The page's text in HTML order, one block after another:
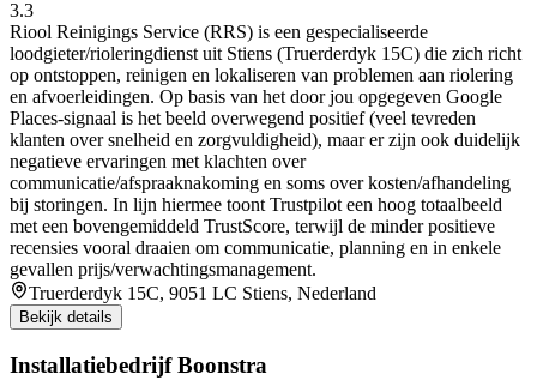
3.3
Riool Reinigings Service (RRS) is een gespecialiseerde
loodgieter/rioleringdienst uit Stiens (Truerderdyk 15C) die zich richt
op ontstoppen, reinigen en lokaliseren van problemen aan riolering
en afvoerleidingen. Op basis van het door jou opgegeven Google
Places-signaal is het beeld overwegend positief (veel tevreden
klanten over snelheid en zorgvuldigheid), maar er zijn ook duidelijk
negatieve ervaringen met klachten over
communicatie/afspraaknakoming en soms over kosten/afhandeling
bij storingen. In lijn hiermee toont Trustpilot een hoog totaalbeeld
met een bovengemiddeld TrustScore, terwijl de minder positieve
recensies vooral draaien om communicatie, planning en in enkele
gevallen prijs/verwachtingsmanagement.
Truerderdyk 15C, 9051 LC Stiens, Nederland
Bekijk details
Installatiebedrijf Boonstra